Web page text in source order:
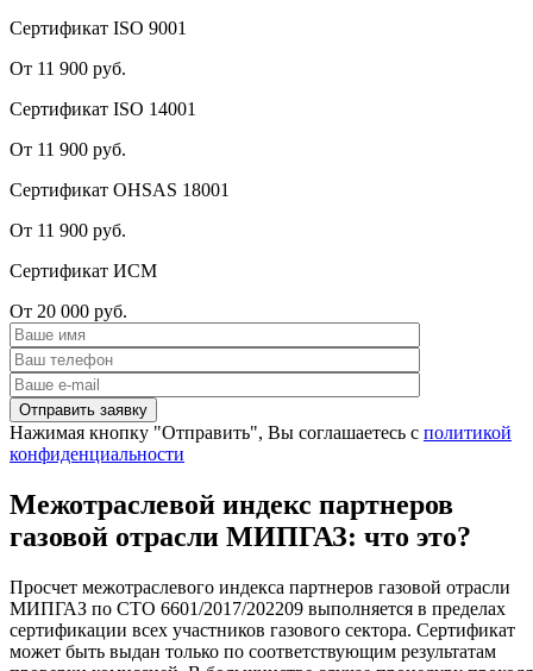
Сертификат ISO 9001
От 11 900 руб.
Сертификат ISO 14001
От 11 900 руб.
Сертификат OHSAS 18001
От 11 900 руб.
Сертификат ИСМ
От 20 000 руб.
Нажимая кнопку "Отправить", Вы соглашаетесь с политикой
конфиденциальности
Межотраслевой индекс партнеров
газовой отрасли МИПГАЗ: что это?
Просчет межотраслевого индекса партнеров газовой отрасли
МИПГАЗ по СТО 6601/2017/202209 выполняется в пределах
сертификации всех участников газового сектора. Сертификат
может быть выдан только по соответствующим результатам